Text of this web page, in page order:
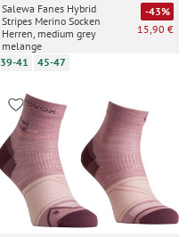
Salewa Fanes Hybrid
Stripes Merino Socken
Herren, medium grey
melange
-43%
15,90 €
39-41 45-47